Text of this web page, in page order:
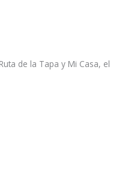
de la Tapa y Mi Casa, el